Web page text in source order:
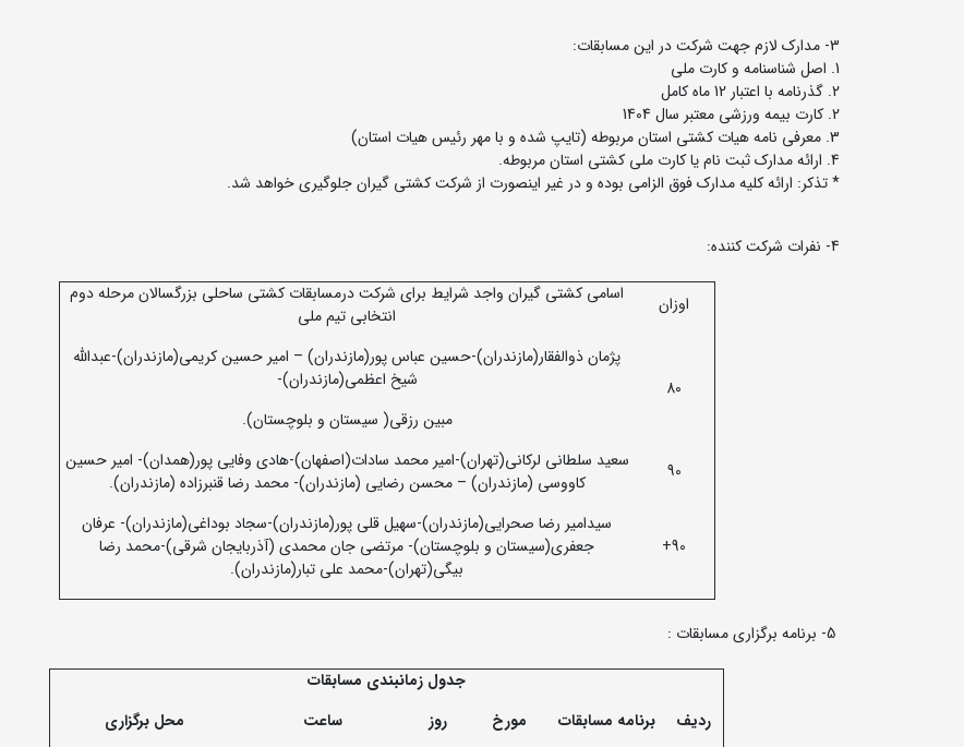
3- مدارک لازم جهت شرکت در این مسابقات:
1. اصل شناسنامه و کارت ملی
2. گذرنامه با اعتبار 12 ماه کامل
2. کارت بیمه ورزشی معتبر سال 1404
3. معرفی نامه هیات کشتی استان مربوطه (تایپ شده و با مهر رئیس هیات استان)
4. ارائه مدارک ثبت نام یا کارت ملی کشتی استان مربوطه.
* تذکر: ارائه کلیه مدارک فوق الزامی بوده و در غیر اینصورت از شرکت کشتی گیران جلوگیری خواهد شد.
4- نفرات شرکت کننده:
اوزان
اسامی کشتی گیران واجد شرایط برای شرکت درمسابقات کشتی ساحلی بزرگسالان مرحله دوم
انتخابی تیم ملی
80
پژمان ذوالفقار(مازندران)-حسین عباس پور(مازندران) – امیر حسین کریمی(مازندران)-عبدالله
شیخ اعظمی(مازندران)-
مبین رزقی( سیستان و بلوچستان).
90
سعید سلطانی لرکانی(تهران)-امیر محمد سادات(اصفهان)-هادی وفایی پور(همدان)- امیر حسین
کاووسی (مازندران) – محسن رضایی (مازندران)- محمد رضا قنبرزاده (مازندران).
90+
سیدامیر رضا صحرایی(مازندران)-سهیل قلی پور(مازندران)-سجاد بوداغی(مازندران)- عرفان
جعفری(سیستان و بلوچستان)- مرتضی جان محمدی (آذربایجان شرقی)-محمد رضا
بیگی(تهران)-محمد علی تبار(مازندران).
جدول زمانبندی مسابقات
ردیف
برنامه مسابقات مورخ روز ساعت محل برگزاری